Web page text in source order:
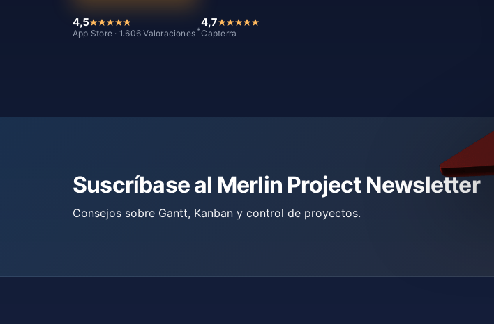
4,5
App Store · 1.606 Valoraciones *
4,7
Capterra
Suscríbase al Merlin Project Newsletter
Consejos sobre Gantt, Kanban y control de proyectos.